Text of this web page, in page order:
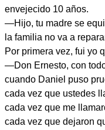
envejecido 10 años.
—Hijo, tu madre se
la familia no va a
Por primera vez, fui yo
—Don Ernesto, con
cuando Daniel puso
cada vez que ustedes
cada vez que me
cada vez que dejaron